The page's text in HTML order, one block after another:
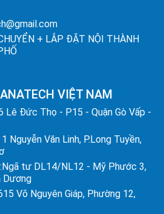
+ LẮP ĐẶT NỘI THÀNH
VIỆT NAM
Lê Đức Thọ - P15 - Quận Gò Vấp -
Nguyễn Văn Linh, P.Long Tuyền,
:Ngã tư DL14/NL12 - Mỹ Phước 3,
Dương
Võ Nguyên Giáp, Phường 12,